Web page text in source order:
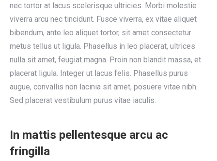
nec tortor at lacus scelerisque ultricies. Morbi molestie
viverra arcu nec tincidunt. Fusce viverra, ex vitae aliquet
bibendum, ante leo aliquet tortor, sit amet consectetur
metus tellus ut ligula. Phasellus in leo placerat, ultrices
nulla sit amet, feugiat magna. Proin non blandit massa, et
placerat ligula. Integer ut lacus felis. Phasellus purus
augue, convallis non lacinia sit amet, posuere vitae nibh.
Sed placerat vestibulum purus vitae iaculis.
In mattis pellentesque arcu ac
fringilla